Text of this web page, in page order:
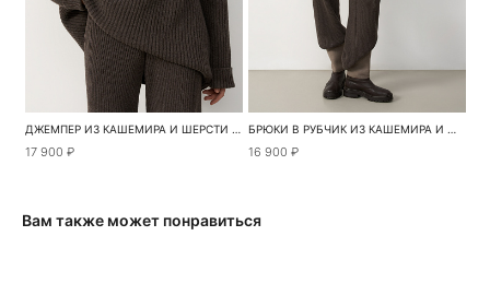
ДЖЕМПЕР ИЗ КАШЕМИРА И ШЕРСТИ В ШИРОКИЙ РУБЧИК
17 900 ₽
БРЮКИ В РУБЧИК ИЗ КАШЕМИРА И ШЕРСТИ
16 900 ₽
Вам также может понравиться